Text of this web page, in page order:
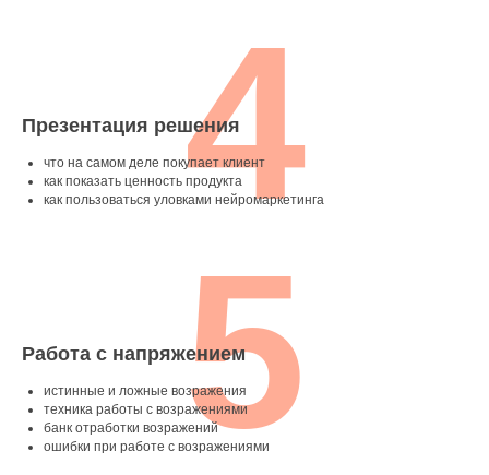
Презентация решения
что на самом деле покупает клиент
как показать ценность продукта
как пользоваться уловками нейромаркетинга
4
Работа с напряжением
истинные и ложные возражения
техника работы с возражениями
банк отработки возражений
ошибки при работе с возражениями
5